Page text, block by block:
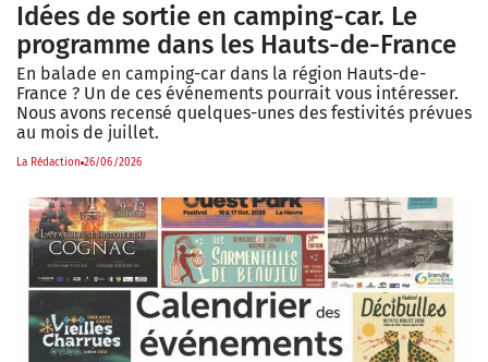
Idées de sortie en camping-car. Le
programme dans les Hauts-de-France
En balade en camping-car dans la région Hauts-de-
France ? Un de ces événements pourrait vous intéresser.
Nous avons recensé quelques-unes des festivités prévues
au mois de juillet.
La Rédaction 26/06/2026